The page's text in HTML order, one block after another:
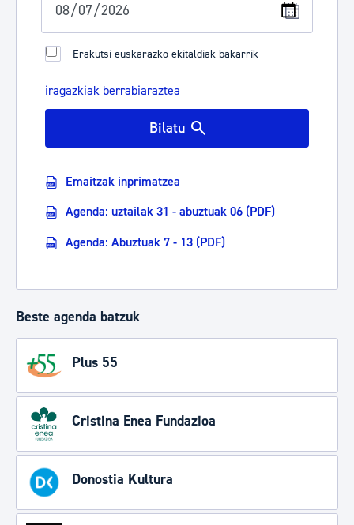
Erakutsi euskarazko ekitaldiak bakarrik
iragazkiak berrabiaraztea
Bilatu
Emaitzak inprimatzea
Agenda: uztailak 31 - abuztuak 06 (PDF)
Agenda: Abuztuak 7 - 13 (PDF)
Beste agenda batzuk
Plus 55
Cristina Enea Fundazioa
Donostia Kultura